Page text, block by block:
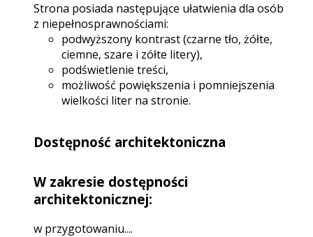
Strona posiada następujące ułatwienia dla osób
z niepełnosprawnościami:
podwyższony kontrast (czarne tło, żółte,
ciemne, szare i zółte litery),
podświetlenie treści,
możliwość powiększenia i pomniejszenia
wielkości liter na stronie.
Dostępność architektoniczna
W zakresie dostępności
architektonicznej:
w przygotowaniu....